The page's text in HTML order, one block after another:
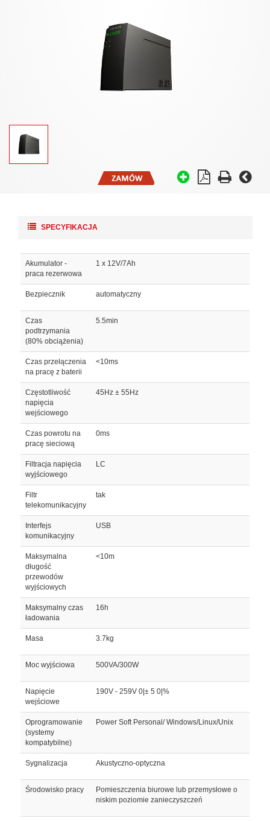
SPECYFIKACJA
Akumulator -
praca rezerwowa
1 x 12V/7Ah
Bezpiecznik automatyczny
Czas
podtrzymania
(80% obciążenia)
5.5min
Czas przełączenia
na pracę z baterii
<10ms
Częstotliwość
napięcia
wejściowego
45Hz ± 55Hz
Czas powrotu na
pracę sieciową
0ms
Filtracja napięcia
wyjściowego
LC
Filtr
telekomunikacyjny
tak
Interfejs
komunikacyjny
USB
Maksymalna
długość
przewodów
wyjściowych
<10m
Maksymalny czas
ładowania
16h
Masa 3.7kg
Moc wyjściowa 500VA/300W
Napięcie
wejściowe
190V - 259V 0|± 5 0|%
Oprogramowanie
(systemy
kompatybilne)
Power Soft Personal/ Windows/Linux/Unix
Sygnalizacja Akustyczno-optyczna
Środowisko pracy
Pomieszczenia biurowe lub przemysłowe o
niskim poziomie zanieczyszczeń